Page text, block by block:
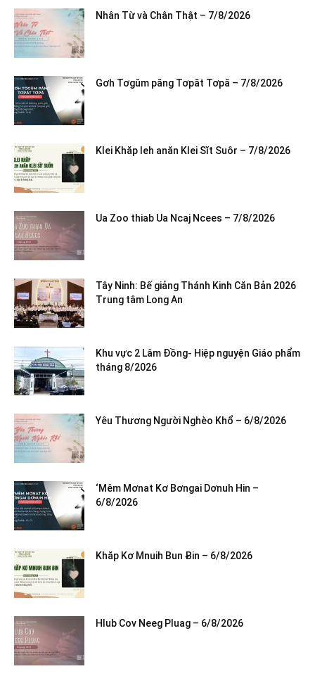
Nhân Từ và Chân Thật – 7/8/2026
Gơh Tơgŭm păng Tơpăt Tơpă – 7/8/2026
Klei Khăp leh anăn Klei Sĭt Suôr – 7/8/2026
Ua Zoo thiab Ua Ncaj Ncees – 7/8/2026
Tây Ninh: Bế giảng Thánh Kinh Căn Bản 2026
Trung tâm Long An
Khu vực 2 Lâm Đồng- Hiệp nguyện Giáo phẩm
tháng 8/2026
Yêu Thương Người Nghèo Khổ – 6/8/2026
‘Mêm Mơnat Kơ Bơngai Dơnuh Hin –
6/8/2026
Khăp Kơ Mnuih Bun Ƀin – 6/8/2026
Hlub Cov Neeg Pluag – 6/8/2026